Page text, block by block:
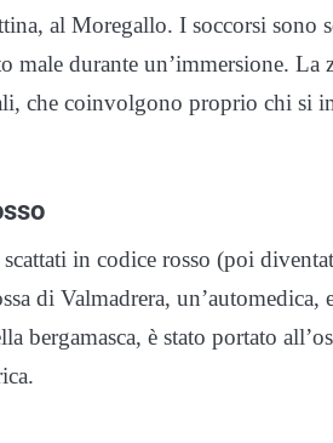
al Moregallo. I soccorsi
male durante un’immersione.
che coinvolgono proprio chi si
in codice rosso (poi
di Valmadrera,
bergamasca, è stato portato